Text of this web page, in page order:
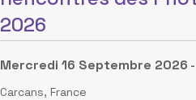
2026
Mercredi 16 Septembre 2026 -
Carcans, France